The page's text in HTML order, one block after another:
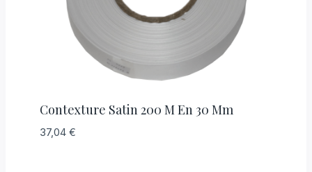
Contexture Satin 200 M En 30 Mm
37,04 €